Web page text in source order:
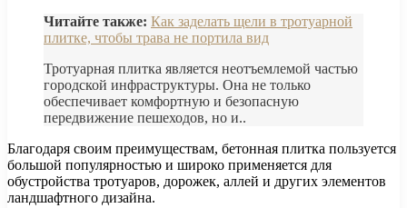
Читайте также: Как заделать щели в тротуарной
плитке, чтобы трава не портила вид
Тротуарная плитка является неотъемлемой частью
городской инфраструктуры. Она не только
обеспечивает комфортную и безопасную
передвижение пешеходов, но и..
Благодаря своим преимуществам, бетонная плитка пользуется
большой популярностью и широко применяется для
обустройства тротуаров, дорожек, аллей и других элементов
ландшафтного дизайна.